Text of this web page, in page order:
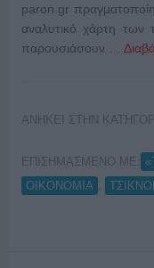
paron.gr
αναλυτικό χάρτη των
παρουσιάσουν …
ΑΝΗΚΕΙ ΣΤΗΝ
ΕΠΙΣΗΜΑΣΜΕΝΟ ΜΕ:
ΟΙΚΟΝΟΜΙΑ